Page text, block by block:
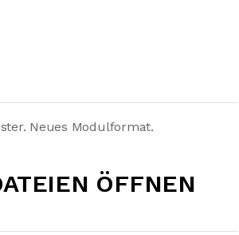
Neues Modulformat.
ÖFFNEN